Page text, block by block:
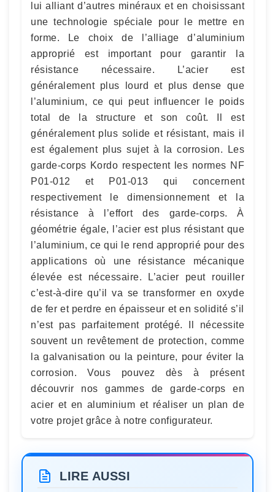
lui alliant d’autres minéraux et en choisissant
une technologie spéciale pour le mettre en
forme. Le choix de l’alliage d’aluminium
approprié est important pour garantir la
résistance nécessaire. L’acier est
généralement plus lourd et plus dense que
l’aluminium, ce qui peut influencer le poids
total de la structure et son coût. Il est
généralement plus solide et résistant, mais il
est également plus sujet à la corrosion. Les
garde-corps Kordo respectent les normes NF
P01-012 et P01-013 qui concernent
respectivement le dimensionnement et la
résistance à l’effort des garde-corps. À
géométrie égale, l’acier est plus résistant que
l’aluminium, ce qui le rend approprié pour des
applications où une résistance mécanique
élevée est nécessaire. L’acier peut rouiller
c’est-à-dire qu’il va se transformer en oxyde
de fer et perdre en épaisseur et en solidité s’il
n’est pas parfaitement protégé. Il nécessite
souvent un revêtement de protection, comme
la galvanisation ou la peinture, pour éviter la
corrosion. Vous pouvez dès à présent
découvrir nos gammes de garde-corps en
acier et en aluminium et réaliser un plan de
votre projet grâce à notre configurateur.
LIRE AUSSI